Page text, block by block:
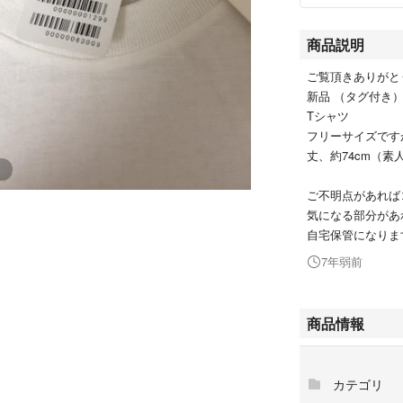
商品説明
ご覧頂きありが
新品 （タグ付き
Tシャツ
フリーサイズで
丈、約74cm（素
ご不明点があれ
気になる部分が
自宅保管になり
7年弱前
商品情報
カテゴリ